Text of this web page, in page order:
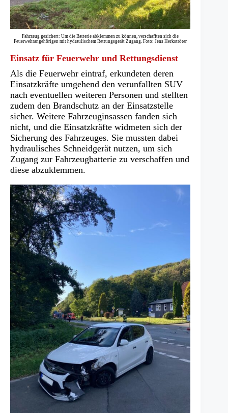
Fahrzeug gesichert: Um die Batterie abklemmen zu können, verschafften sich die
Feuerwehrangehörigen mit hydraulischem Rettungsgerät Zugang. Foto: Jens Herkströter
Einsatz für Feuerwehr und Rettungsdienst
Als die Feuerwehr eintraf, erkundeten deren
Einsatzkräfte umgehend den verunfallten SUV
nach eventuellen weiteren Personen und stellten
zudem den Brandschutz an der Einsatzstelle
sicher. Weitere Fahrzeuginsassen fanden sich
nicht, und die Einsatzkräfte widmeten sich der
Sicherung des Fahrzeuges. Sie mussten dabei
hydraulisches Schneidgerät nutzen, um sich
Zugang zur Fahrzeugbatterie zu verschaffen und
diese abzuklemmen.